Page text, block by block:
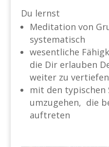
Du lernst
Meditation von
systematisch
wesentliche
die Dir erlauben
weiter zu vertiefen
mit den typischen
umzugehen, die
auftreten